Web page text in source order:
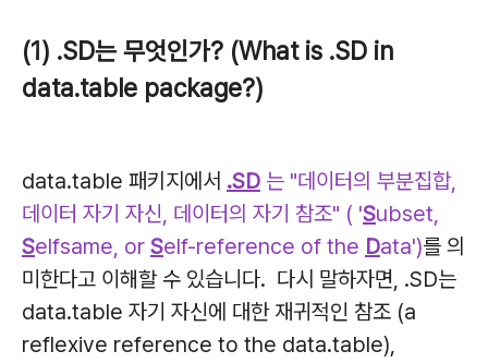
(1) .SD는 무엇인가? (What is .SD in
data.table package?)
data.table 패키지에서 .SD 는 "데이터의 부분집합,
데이터 자기 자신, 데이터의 자기 참조" ( 'Subset,
Selfsame, or Self-reference of the Data')를 의
미한다고 이해할 수 있습니다. 다시 말하자면, .SD는
data.table 자기 자신에 대한 재귀적인 참조 (a
reflexive reference to the data.table),